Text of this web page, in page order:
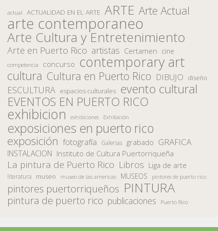
actual ACTUALIDAD EN EL ARTE ARTE Arte Actual
arte contemporaneo
Arte Cultura y Entretenimiento
Arte en Puerto Rico artistas Certamen cine
competencia concurso contemporary art
cultura Cultura en Puerto Rico DIBUJO diseño
ESCULTURA espacios culturales evento cultural
EVENTOS EN PUERTO RICO
exhibicion exhibiciones Exhibición
exposiciones en puerto rico
exposición fotografía Galerias grabado GRAFICA
INSTALACION Instituto de Cultura Puertorriqueña
La pintura de Puerto Rico Libros Liga de arte
literatura museo museo de las americas MUSEOS pintores de puerto rico
pintores puertorriqueños PINTURA
pintura de puerto rico publicaciones Puerto Rico